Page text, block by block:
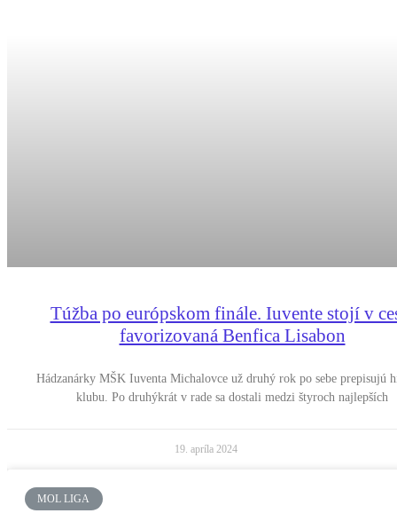
Túžba po európskom finále. Iuvente stojí v
favorizovaná Benfica Lisabon
Hádzanárky MŠK Iuventa Michalovce už druhý rok po sebe prepisujú
klubu. Po druhýkrát v rade sa dostali medzi štyroch najlepších
19. apríla 2024
MOL LIGA